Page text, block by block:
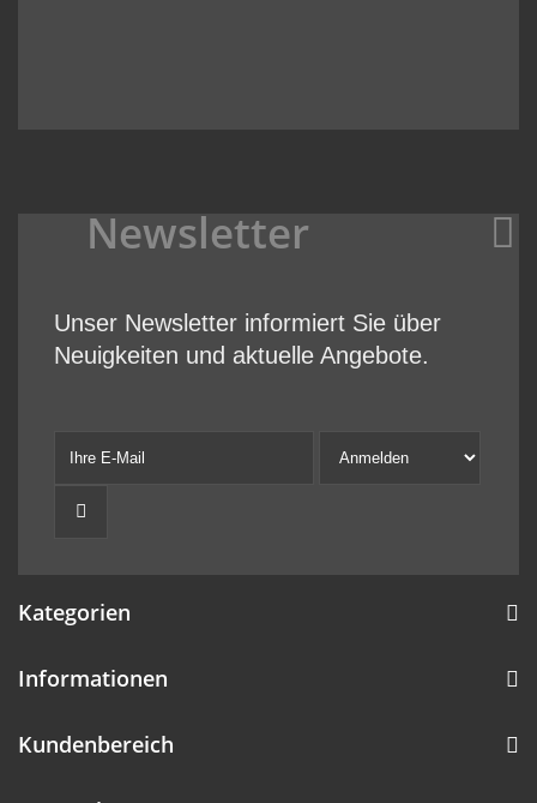
Newsletter
Unser Newsletter informiert Sie über
Neuigkeiten und aktuelle Angebote.
Kategorien
Informationen
Kundenbereich